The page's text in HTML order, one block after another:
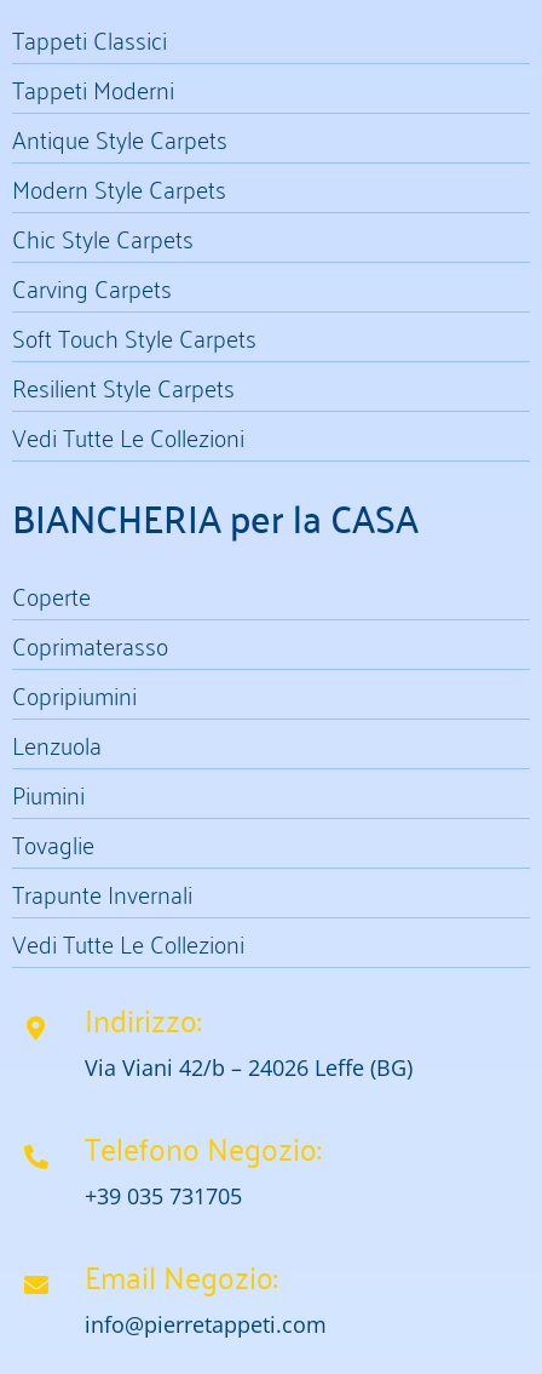
Tappeti Classici
Tappeti Moderni
Antique Style Carpets
Modern Style Carpets
Chic Style Carpets
Carving Carpets
Soft Touch Style Carpets
Resilient Style Carpets
Vedi Tutte Le Collezioni
BIANCHERIA per la CASA
Coperte
Coprimaterasso
Copripiumini
Lenzuola
Piumini
Tovaglie
Trapunte Invernali
Vedi Tutte Le Collezioni
Indirizzo:
Via Viani 42/b – 24026 Leffe (BG)
Telefono Negozio:
+39 035 731705
Email Negozio:
info@pierretappeti.com